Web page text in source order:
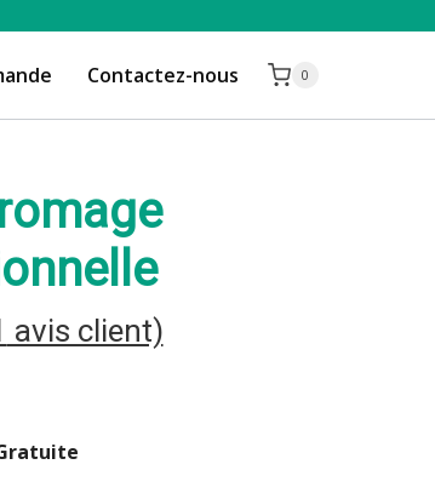
Contactez-nous 0
avis client)